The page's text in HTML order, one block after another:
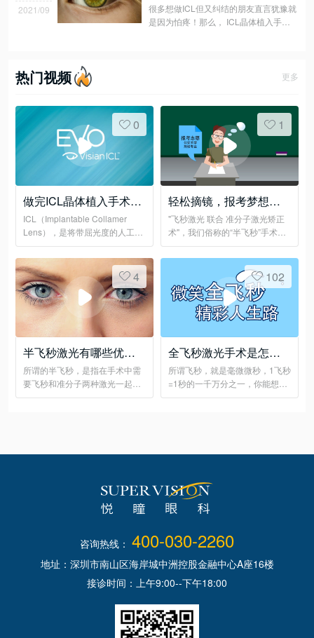
2021/09
很多想做ICL但又纠结的朋友直言犹豫就
是因为怕疼！那么， ICL晶体植入手术
热门视频 更多
做完ICL晶体植入手术，
可以潜水、攀岩......吗？
ICL（Implantable Collamer
Lens），是将带屈光度的人工晶
体植入虹膜与晶体之间，来达到
矫正近视的目的。
0
轻松摘镜，报考梦想职
业
"飞秒激光 联合 准分子激光矫正
术"，我们俗称的“半飞秒”手术，
全程无刀、无痛、快捷！
1
半飞秒激光有哪些优
点？
所谓的半飞秒，是指在手术中需
要飞秒和准分子两种激光一起完
成的全激光手术
4
全飞秒激光手术是怎么
做的
所谓飞秒，就是毫微微秒，1飞秒
=1秒的一千万分之一，你能想象
这有多快吗？
102
咨询热线： 400-030-2260
地址：深圳市南山区海岸城中洲控股金融中心A座16楼
接诊时间：上午9:00--下午18:00